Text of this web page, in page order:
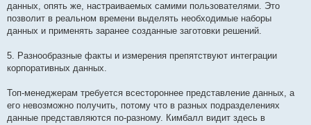
данных, опять же, настраиваемых самими пользователями. Это
позволит в реальном времени выделять необходимые наборы
данных и применять заранее созданные заготовки решений.
5. Разнообразные факты и измерения препятствуют интеграции
корпоративных данных.
Топ-менеджерам требуется всестороннее представление данных, а
его невозможно получить, потому что в разных подразделениях
данные представляются по-разному. Кимбалл видит здесь в